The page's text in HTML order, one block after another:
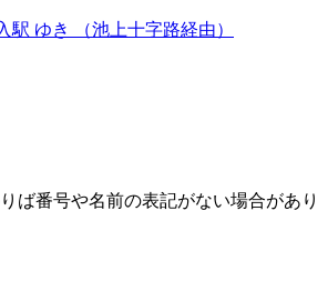
駅 ゆき （池上十字路経由）
ば番号や名前の表記がない場合があり